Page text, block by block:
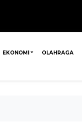
EKONOMI OLAHRAGA